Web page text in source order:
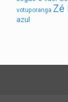
votuporanga Zé
azul